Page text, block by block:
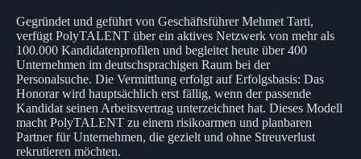
Gegründet und geführt von Geschäftsführer Mehmet Tarti,
verfügt PolyTALENT über ein aktives Netzwerk von mehr als
100.000 Kandidatenprofilen und begleitet heute über 400
Unternehmen im deutschsprachigen Raum bei der
Personalsuche. Die Vermittlung erfolgt auf Erfolgsbasis: Das
Honorar wird hauptsächlich erst fällig, wenn der passende
Kandidat seinen Arbeitsvertrag unterzeichnet hat. Dieses Modell
macht PolyTALENT zu einem risikoarmen und planbaren
Partner für Unternehmen, die gezielt und ohne Streuverlust
rekrutieren möchten.